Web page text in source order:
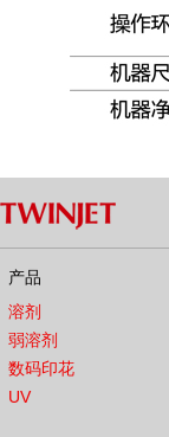
产品
溶剂
弱溶剂
数码印花
UV